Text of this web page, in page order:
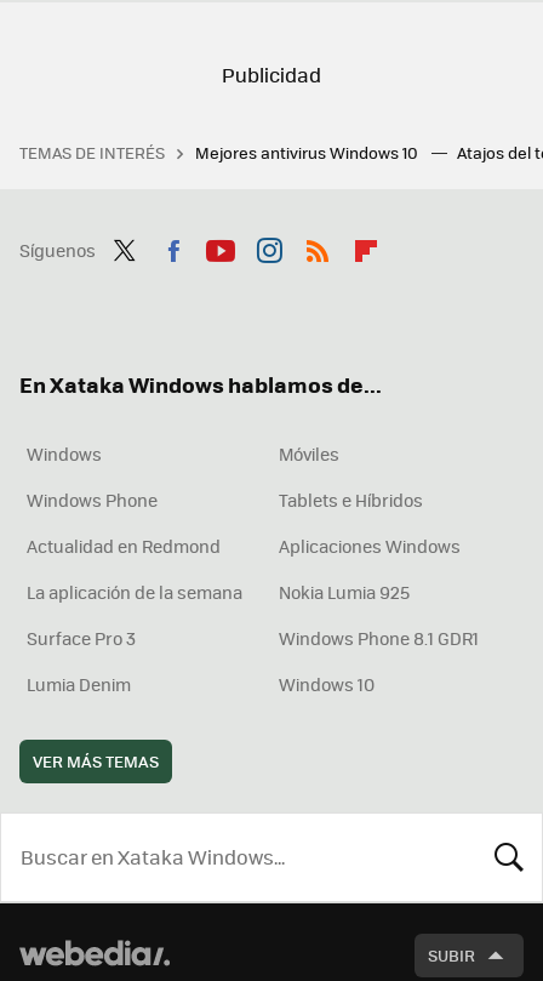
TEMAS DE INTERÉS Mejores antivirus Windows 10 Atajos del
Síguenos
En Xataka Windows hablamos de...
Windows
Móviles
Windows Phone
Tablets e Híbridos
Actualidad en Redmond
Aplicaciones Windows
La aplicación de la semana
Nokia Lumia 925
Surface Pro 3
Windows Phone 8.1 GDR1
Lumia Denim
Windows 10
VER MÁS TEMAS
SUBIR